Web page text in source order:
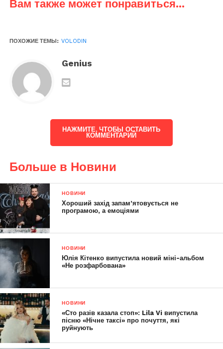
Вам также может понравиться...
ПОХОЖИЕ ТЕМЫ: VOLODIN
Genius
НАЖМИТЕ, ЧТОБЫ ОСТАВИТЬ
КОММЕНТАРИЙ
Больше в Новини
НОВИНИ
Хороший захід запам’ятовується не
програмою, а емоціями
НОВИНИ
Юлія Кітенко випустила новий міні-альбом
«Не розфарбована»
НОВИНИ
«Сто разів казала стоп»: Lila Vi випустила
пісню «Нічне таксі» про почуття, які
руйнують